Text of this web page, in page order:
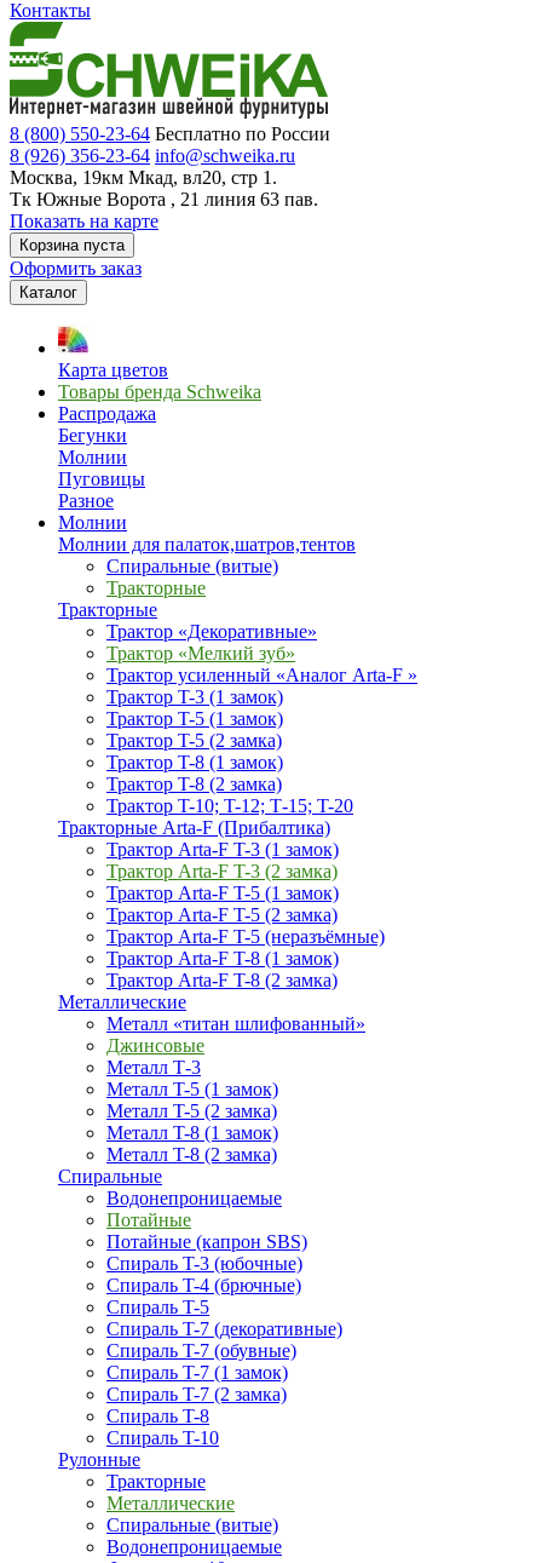
Контакты
8 (800) 550-23-64 Бесплатно по России
8 (926) 356-23-64 info@schweika.ru
Москва, 19км Мкад, вл20, стр 1.
Тк Южные Ворота , 21 линия 63 пав.
Показать на карте
Корзина пуста
Оформить заказ
Каталог
Карта цветов
Товары бренда Schweika
Распродажа
Бегунки
Молнии
Пуговицы
Разное
Молнии
Молнии для палаток,шатров,тентов
Спиральные (витые)
Тракторные
Тракторные
Трактор «Декоративные»
Трактор «Мелкий зуб»
Трактор усиленный «Аналог Arta-F »
Трактор T-3 (1 замок)
Трактор T-5 (1 замок)
Трактор T-5 (2 замка)
Трактор T-8 (1 замок)
Трактор T-8 (2 замка)
Трактор T-10; T-12; Т-15; T-20
Тракторные Arta-F (Прибалтика)
Трактор Arta-F T-3 (1 замок)
Трактор Arta-F T-3 (2 замка)
Трактор Arta-F T-5 (1 замок)
Трактор Arta-F T-5 (2 замка)
Трактор Arta-F T-5 (неразъёмные)
Трактор Arta-F T-8 (1 замок)
Трактор Arta-F T-8 (2 замка)
Металлические
Металл «титан шлифованный»
Джинсовые
Металл Т-3
Металл T-5 (1 замок)
Металл T-5 (2 замка)
Металл T-8 (1 замок)
Металл T-8 (2 замка)
Спиральные
Водонепроницаемые
Потайные
Потайные (капрон SBS)
Спираль T-3 (юбочные)
Спираль T-4 (брючные)
Спираль T-5
Спираль T-7 (декоративные)
Спираль T-7 (обувные)
Спираль T-7 (1 замок)
Спираль T-7 (2 замка)
Спираль T-8
Спираль T-10
Рулонные
Тракторные
Металлические
Спиральные (витые)
Водонепроницаемые